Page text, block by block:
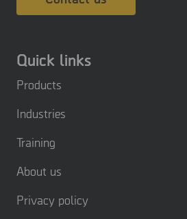
Quick links
Products
Industries
Training
About us
Privacy policy